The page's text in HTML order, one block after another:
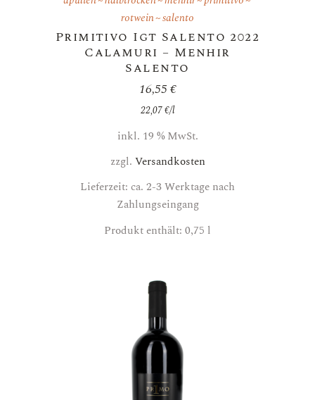
rotwein salento
Primitivo Igt Salento 2022
Calamuri – Menhir
Salento
16,55€
22,07€/l
inkl. 19 % MwSt.
zzgl. Versandkosten
Lieferzeit: ca. 2-3 Werktage nach
Zahlungseingang
Produkt enthält: 0,75 l